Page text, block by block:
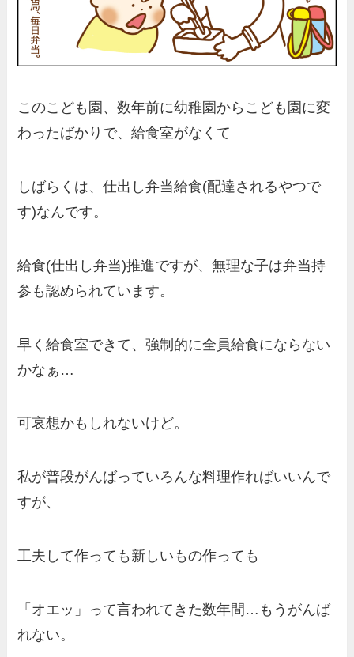
このこども園、数年前に幼稚園からこども園に変
わったばかりで、給食室がなくて
しばらくは、仕出し弁当給食(配達されるやつで
す)なんです。
給食(仕出し弁当)推進ですが、無理な子は弁当持
参も認められています。
早く給食室できて、強制的に全員給食にならない
かなぁ…
可哀想かもしれないけど。
私が普段がんばっていろんな料理作ればいいんで
すが、
工夫して作っても新しいもの作っても
「オエッ」って言われてきた数年間…もうがんば
れない。